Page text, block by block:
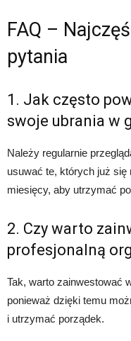
FAQ –
pytania
1. Jak często
swoje ubrania w
Należy regularnie
usuwać te, których już się
miesięcy, aby utrzymać
2. Czy warto
profesjonalną
Tak, warto zainwestować
ponieważ dzięki temu
i utrzymać porządek.